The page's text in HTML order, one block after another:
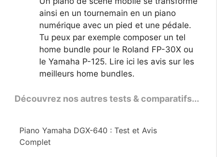
ainsi en un tournemain en un piano
numérique avec un pied et une pédale.
Tu peux par exemple composer un tel
home bundle pour le Roland FP-30X ou
le Yamaha P-125. Lire ici les avis sur les
meilleurs home bundles.
Découvrez nos autres tests & comparatifs...
Piano Yamaha DGX-640 : Test et Avis
Complet